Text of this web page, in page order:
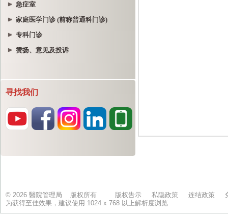
急症室
家庭医学门诊 (前称普通科门诊)
专科门诊
赞扬、意见及投诉
寻找我们
© 2026 醫院管理局 版权所有 版权告示 私隐政策 连结政策
为获得至佳效果，建议使用 1024 x 768 以上解析度浏览